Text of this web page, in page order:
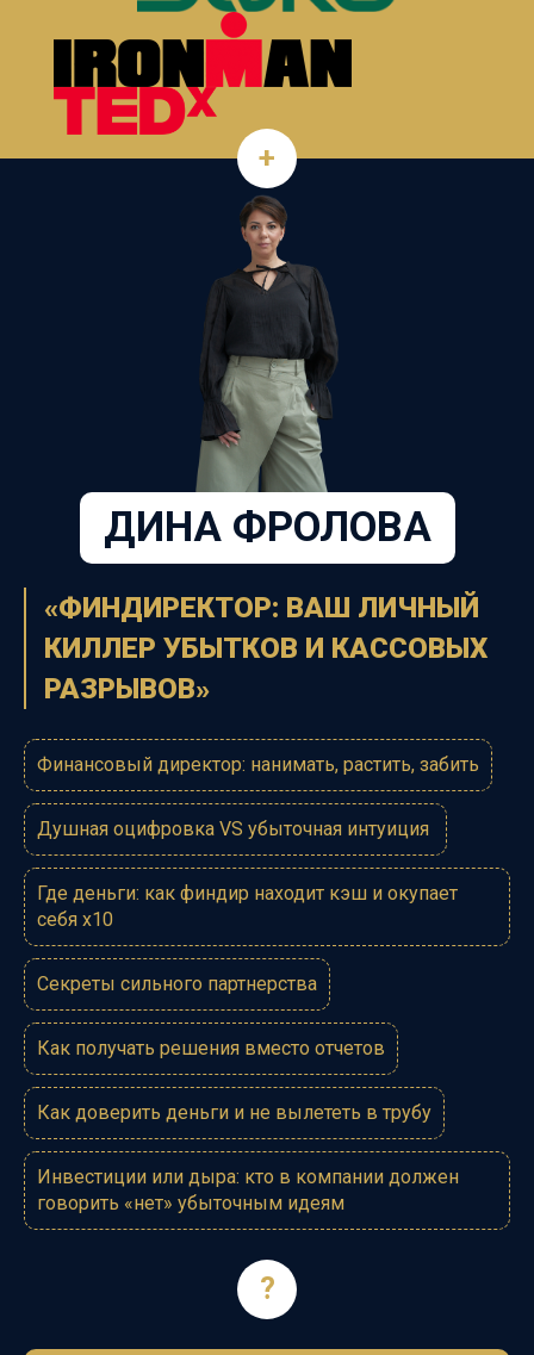
+
ДИНА ФРОЛОВА
«ФИНДИРЕКТОР: ВАШ ЛИЧНЫЙ
КИЛЛЕР УБЫТКОВ И КАССОВЫХ
РАЗРЫВОВ»
Финансовый директор: нанимать, растить, забить
Душная оцифровка VS убыточная интуиция
Где деньги: как финдир находит кэш и окупает
себя х10
Секреты сильного партнерства
Как получать решения вместо отчетов
Как доверить деньги и не вылететь в трубу
Инвестиции или дыра: кто в компании должен
говорить «нет» убыточным идеям
?